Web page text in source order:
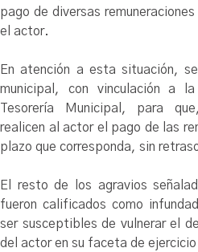
pago de diversas
el actor.
En atención a esta situación,
municipal, con vinculación a
Tesorería Municipal, para
realicen al actor el pago de las
plazo que corresponda, sin
El resto de los agravios
fueron calificados como
ser susceptibles de vulnerar el
del actor en su faceta de